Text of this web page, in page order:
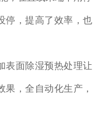
停，提高了效率，也
表面除湿预热处理让
，全自动化生产，